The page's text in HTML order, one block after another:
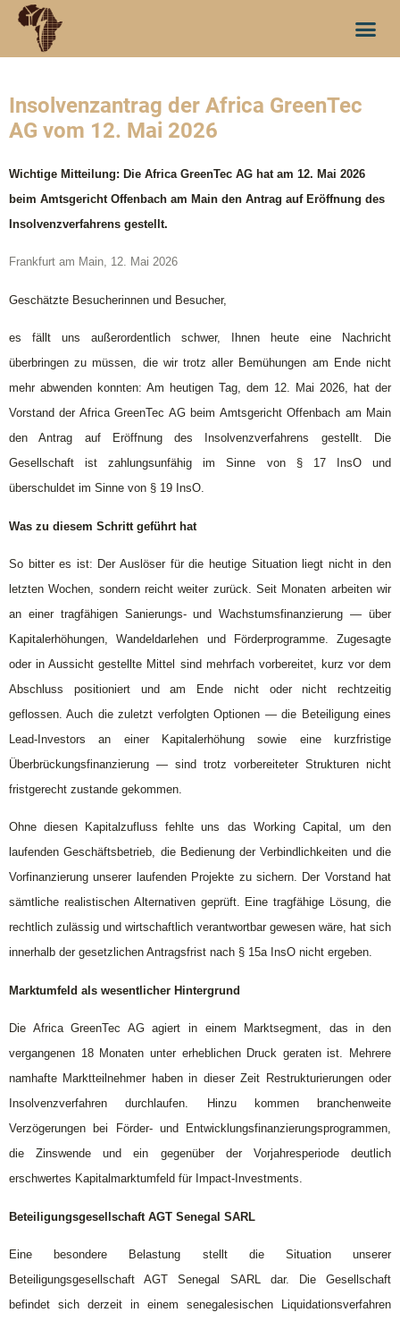
Insolvenzantrag der Africa GreenTec
AG vom 12. Mai 2026
Wichtige Mitteilung: Die Africa GreenTec AG hat am 12. Mai 2026
beim Amtsgericht Offenbach am Main den Antrag auf Eröffnung des
Insolvenzverfahrens gestellt.
Frankfurt am Main, 12. Mai 2026
Geschätzte Besucherinnen und Besucher,
es fällt uns außerordentlich schwer, Ihnen heute eine Nachricht
überbringen zu müssen, die wir trotz aller Bemühungen am Ende nicht
mehr abwenden konnten: Am heutigen Tag, dem 12. Mai 2026, hat der
Vorstand der Africa GreenTec AG beim Amtsgericht Offenbach am Main
den Antrag auf Eröffnung des Insolvenzverfahrens gestellt. Die
Gesellschaft ist zahlungsunfähig im Sinne von § 17 InsO und
überschuldet im Sinne von § 19 InsO.
Was zu diesem Schritt geführt hat
So bitter es ist: Der Auslöser für die heutige Situation liegt nicht in den
letzten Wochen, sondern reicht weiter zurück. Seit Monaten arbeiten wir
an einer tragfähigen Sanierungs- und Wachstumsfinanzierung — über
Kapitalerhöhungen, Wandeldarlehen und Förderprogramme. Zugesagte
oder in Aussicht gestellte Mittel sind mehrfach vorbereitet, kurz vor dem
Abschluss positioniert und am Ende nicht oder nicht rechtzeitig
geflossen. Auch die zuletzt verfolgten Optionen — die Beteiligung eines
Lead-Investors an einer Kapitalerhöhung sowie eine kurzfristige
Überbrückungsfinanzierung — sind trotz vorbereiteter Strukturen nicht
fristgerecht zustande gekommen.
Ohne diesen Kapitalzufluss fehlte uns das Working Capital, um den
laufenden Geschäftsbetrieb, die Bedienung der Verbindlichkeiten und die
Vorfinanzierung unserer laufenden Projekte zu sichern. Der Vorstand hat
sämtliche realistischen Alternativen geprüft. Eine tragfähige Lösung, die
rechtlich zulässig und wirtschaftlich verantwortbar gewesen wäre, hat sich
innerhalb der gesetzlichen Antragsfrist nach § 15a InsO nicht ergeben.
Marktumfeld als wesentlicher Hintergrund
Die Africa GreenTec AG agiert in einem Marktsegment, das in den
vergangenen 18 Monaten unter erheblichen Druck geraten ist. Mehrere
namhafte Marktteilnehmer haben in dieser Zeit Restrukturierungen oder
Insolvenzverfahren durchlaufen. Hinzu kommen branchenweite
Verzögerungen bei Förder- und Entwicklungsfinanzierungsprogrammen,
die Zinswende und ein gegenüber der Vorjahresperiode deutlich
erschwertes Kapitalmarktumfeld für Impact-Investments.
Beteiligungsgesellschaft AGT Senegal SARL
Eine besondere Belastung stellt die Situation unserer
Beteiligungsgesellschaft AGT Senegal SARL dar. Die Gesellschaft
befindet sich derzeit in einem senegalesischen Liquidationsverfahren